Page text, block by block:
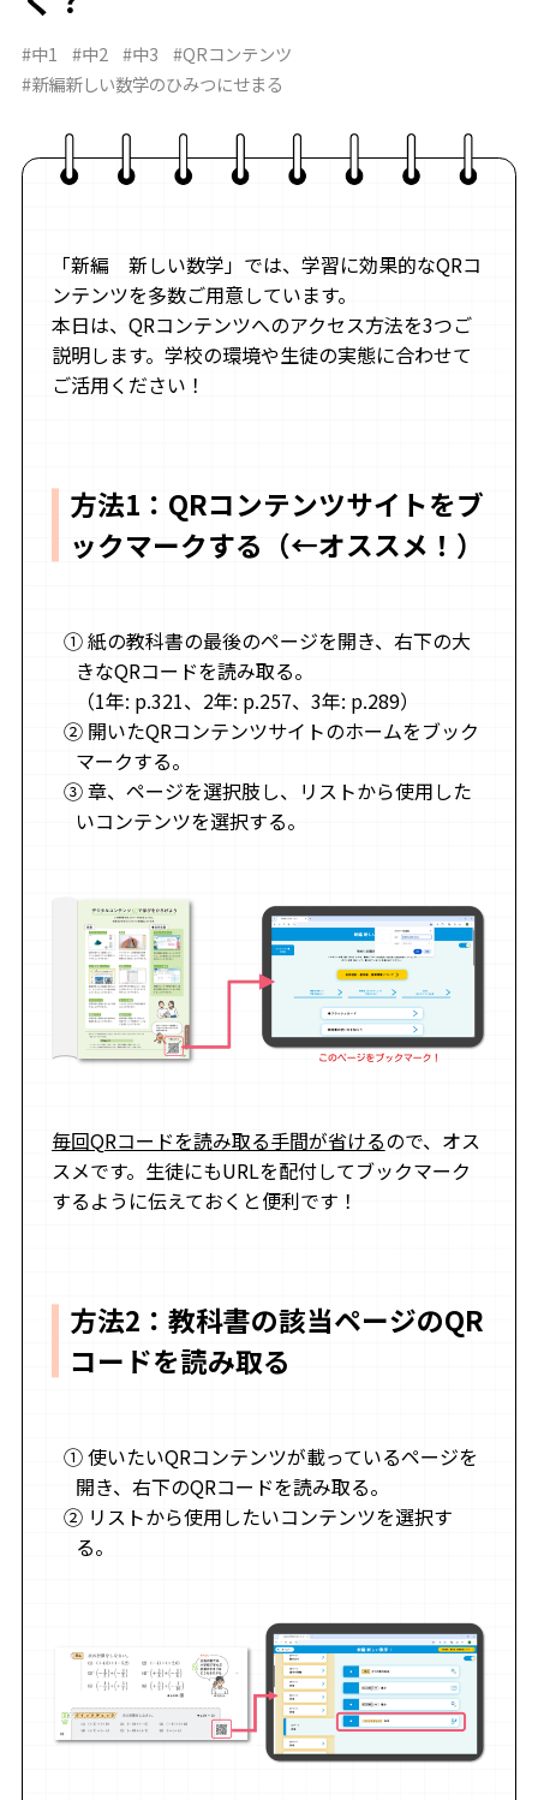
#中1 #中2 #中3
#QRコンテンツ
#新編新しい数学のひみつにせまる
「新編 新しい数学」では、学習に効果的なQRコ
ンテンツを多数ご用意しています。
本日は、QRコンテンツへのアクセス方法を3つご
説明します。学校の環境や生徒の実態に合わせて
ご活用ください！
方法1：QRコンテンツサイトをブ
ックマークする（←オススメ！）
紙の教科書の最後のページを開き、右下の大
きなQRコードを読み取る。
（1年: p.321、2年: p.257、3年: p.289）
開いたQRコンテンツサイトのホームをブック
マークする。
章、ページを選択肢し、リストから使用した
いコンテンツを選択する。
毎回QRコードを読み取る手間が省けるので、オス
スメです。生徒にもURLを配付してブックマーク
するように伝えておくと便利です！
方法2：教科書の該当ページのQR
コードを読み取る
使いたいQRコンテンツが載っているページを
開き、右下のQRコードを読み取る。
リストから使用したいコンテンツを選択す
る。